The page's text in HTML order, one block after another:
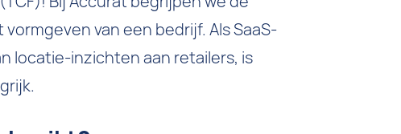
van een bedrijf. Als SaaS-
locatie-inzichten aan retailers, is